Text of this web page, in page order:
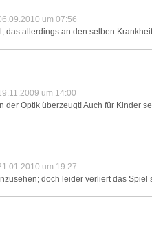
um 07:56
das allerdings an den selben
um 14:00
der Optik überzeugt! Auch für Kinder
um 19:27
doch leider verliert das